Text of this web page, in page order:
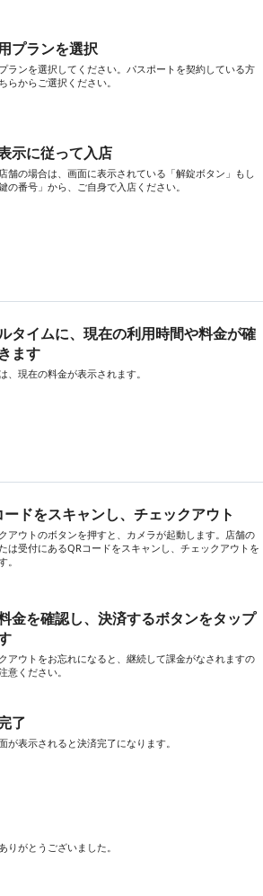
プランを選択
ランを選択してください。パスポートを契約している方
らからご選択ください。
示に従って入店
舗の場合は、画面に表示されている「解錠ボタン」もし
の番号」から、ご自身で入店ください。
タイムに、現在の利用時間や料金が確
ます
、現在の料金が表示されます。
ードをスキャンし、チェックアウト
アウトのボタンを押すと、カメラが起動します。店舗の
は受付にあるQRコードをスキャンし、チェックアウトを
。
金を確認し、決済するボタンをタップ
アウトをお忘れになると、継続して課金がなされますの
意ください。
了
が表示されると決済完了になります。
りがとうございました。